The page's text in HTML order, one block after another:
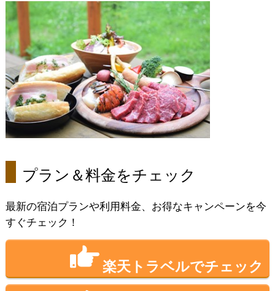
プラン＆料金をチェック
最新の宿泊プランや利用料金、お得なキャンペーンを今
すぐチェック！
楽天トラベルでチェック